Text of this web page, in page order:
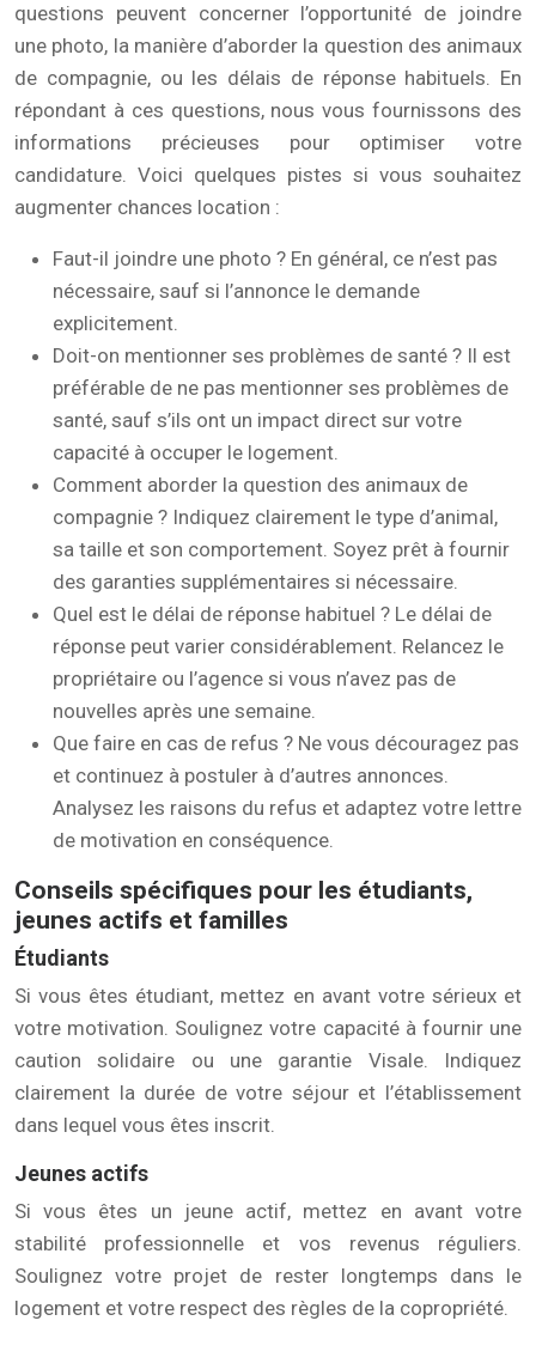
questions peuvent concerner l’opportunité de joindre
une photo, la manière d’aborder la question des animaux
de compagnie, ou les délais de réponse habituels. En
répondant à ces questions, nous vous fournissons des
informations précieuses pour optimiser votre
candidature. Voici quelques pistes si vous souhaitez
augmenter chances location :
Faut-il joindre une photo ? En général, ce n’est pas
nécessaire, sauf si l’annonce le demande
explicitement.
Doit-on mentionner ses problèmes de santé ? Il est
préférable de ne pas mentionner ses problèmes de
santé, sauf s’ils ont un impact direct sur votre
capacité à occuper le logement.
Comment aborder la question des animaux de
compagnie ? Indiquez clairement le type d’animal,
sa taille et son comportement. Soyez prêt à fournir
des garanties supplémentaires si nécessaire.
Quel est le délai de réponse habituel ? Le délai de
réponse peut varier considérablement. Relancez le
propriétaire ou l’agence si vous n’avez pas de
nouvelles après une semaine.
Que faire en cas de refus ? Ne vous découragez pas
et continuez à postuler à d’autres annonces.
Analysez les raisons du refus et adaptez votre lettre
de motivation en conséquence.
Conseils spécifiques pour les étudiants,
jeunes actifs et familles
Étudiants
Si vous êtes étudiant, mettez en avant votre sérieux et
votre motivation. Soulignez votre capacité à fournir une
caution solidaire ou une garantie Visale. Indiquez
clairement la durée de votre séjour et l’établissement
dans lequel vous êtes inscrit.
Jeunes actifs
Si vous êtes un jeune actif, mettez en avant votre
stabilité professionnelle et vos revenus réguliers.
Soulignez votre projet de rester longtemps dans le
logement et votre respect des règles de la copropriété.